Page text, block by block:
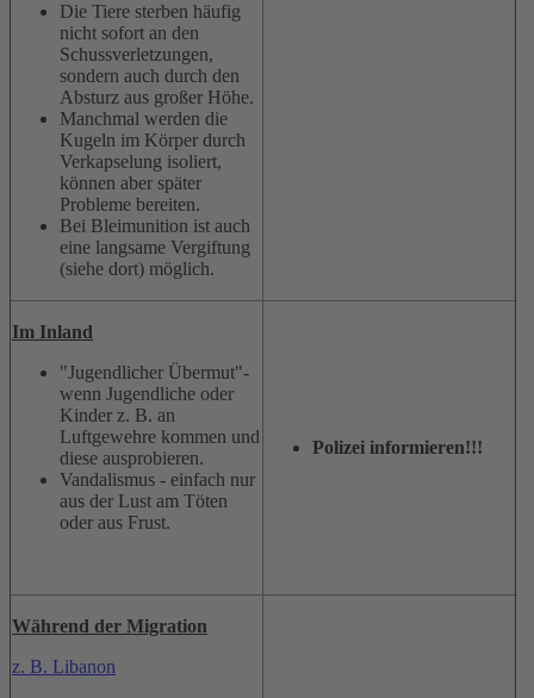
Die Tiere sterben häufig
nicht sofort an den
Schussverletzungen,
sondern auch durch den
Absturz aus großer Höhe.
Manchmal werden die
Kugeln im Körper durch
Verkapselung isoliert,
können aber später
Probleme bereiten.
Bei Bleimunition ist auch
eine langsame Vergiftung
(siehe dort) möglich.
Im Inland
"Jugendlicher Übermut"-
wenn Jugendliche oder
Kinder z. B. an
Luftgewehre kommen und
diese ausprobieren.
Vandalismus - einfach nur
aus der Lust am Töten
oder aus Frust.
Polizei informieren!!!
Während der Migration
z. B. Libanon